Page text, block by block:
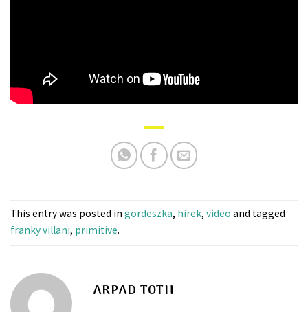
This entry was posted in gördeszka, hirek, video and tagged
franky villani, primitive.
ARPAD TOTH